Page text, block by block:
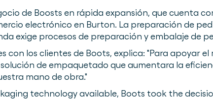
de Boosts en rápida expansión, que cuenta
electrónico en Burton. La preparación de
exige procesos de preparación y embalaje de
con los clientes de Boots, explica: "Para apoyar
de empaquetado que aumentara la
mano de obra."
technology available, Boots took the